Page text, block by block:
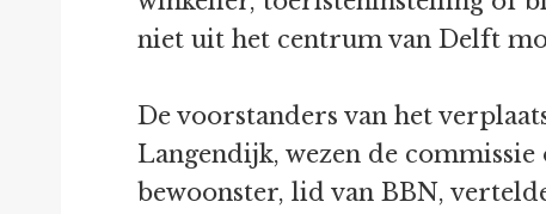
niet uit het centrum van Delft
De voorstanders van het
Langendijk, wezen de
bewoonster, lid van BBN,